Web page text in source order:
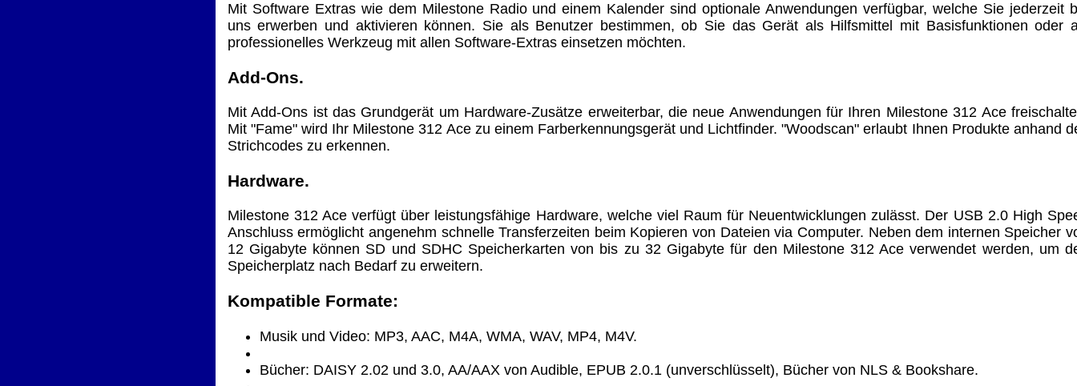
Mit Software Extras wie dem Milestone Radio und einem Kalender sind optionale Anwendungen verfügbar, welche Sie jederzeit
uns erwerben und aktivieren können. Sie als Benutzer bestimmen, ob Sie das Gerät als Hilfsmittel mit Basisfunktionen oder
professionelles Werkzeug mit allen Software-Extras einsetzen möchten.
Add-Ons.
Mit Add-Ons ist das Grundgerät um Hardware-Zusätze erweiterbar, die neue Anwendungen für Ihren Milestone 312 Ace
Mit "Fame" wird Ihr Milestone 312 Ace zu einem Farberkennungsgerät und Lichtfinder. "Woodscan" erlaubt Ihnen Produkte anhand
Strichcodes zu erkennen.
Hardware.
Milestone 312 Ace verfügt über leistungsfähige Hardware, welche viel Raum für Neuentwicklungen zulässt. Der USB 2.0 High
Anschluss ermöglicht angenehm schnelle Transferzeiten beim Kopieren von Dateien via Computer. Neben dem internen Speicher
12 Gigabyte können SD und SDHC Speicherkarten von bis zu 32 Gigabyte für den Milestone 312 Ace verwendet werden, um
Speicherplatz nach Bedarf zu erweitern.
Kompatible Formate:
Musik und Video: MP3, AAC, M4A, WMA, WAV, MP4, M4V.
Bücher: DAISY 2.02 und 3.0, AA/AAX von Audible, EPUB 2.0.1 (unverschlüsselt), Bücher von NLS & Bookshare.